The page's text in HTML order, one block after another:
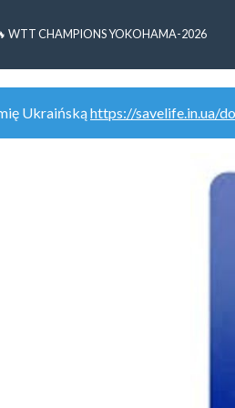
WTT CHAMPIONS YOKOHAMA-2026
Ukraińskąhttps://savelife.in.ua/